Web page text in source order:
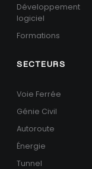
Développement
logiciel
Formations
SECTEURS
Voie Ferrée
Génie Civil
Autoroute
Énergie
Tunnel